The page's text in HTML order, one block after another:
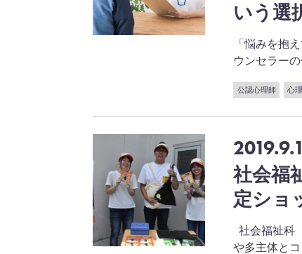
いう選
「悩みを抱
ウンセラー
公認心理師 心
社会福
定ショ
社会福祉科
や多主体とコ